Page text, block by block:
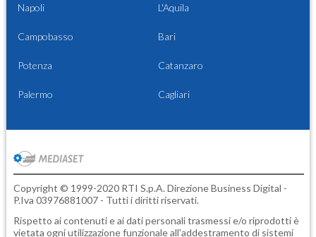
Napoli L'Aquila
Campobasso Bari
Potenza Catanzaro
Palermo Cagliari
Copyright © 1999-2020 RTI S.p.A. Direzione Business Digital -
P.Iva 03976881007 - Tutti i diritti riservati.
Rispetto ai contenuti e ai dati personali trasmessi e/o riprodotti è
vietata ogni utilizzazione funzionale all'addestramento di sistemi